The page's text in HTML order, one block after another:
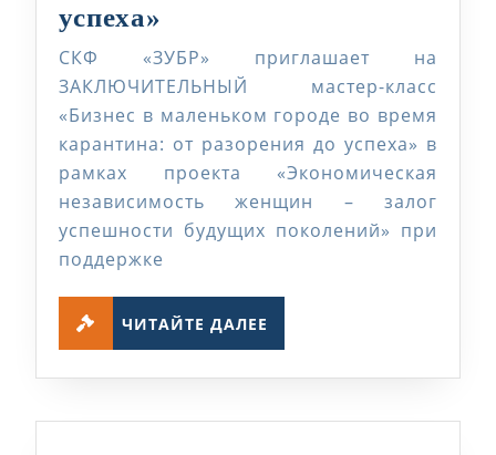
успеха»
на
ЗАКЛЮЧИТЕЛЬНЫЙ
мастер-
класс
«Бизнес
в
маленьком
во
время
карантина:
от
СКФ «ЗУБР» приглашает на
ЗАКЛЮЧИТЕЛЬНЫЙ мастер-класс
«Бизнес в маленьком городе во время
карантина: от разорения до успеха» в
рамках проекта «Экономическая
независимость женщин – залог
успешности будущих поколений» при
поддержке
ЧИТАЙТЕ ДАЛЕЕ